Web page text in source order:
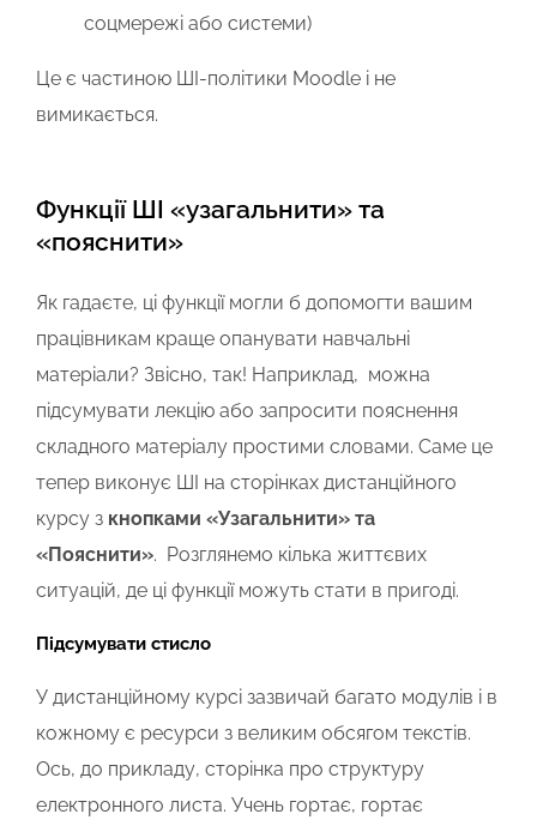
соцмережі або системи)
Це є частиною ШІ-політики Moodle і не
вимикається.
Функції ШІ «узагальнити» та
«пояснити»
Як гадаєте, ці функції могли б допомогти вашим
працівникам краще опанувати навчальні
матеріали? Звісно, так! Наприклад, можна
підсумувати лекцію або запросити пояснення
складного матеріалу простими словами. Саме це
тепер виконує ШІ на сторінках дистанційного
курсу з кнопками «Узагальнити» та
«Пояснити». Розглянемо кілька життєвих
ситуацій, де ці функції можуть стати в пригоді.
Підсумувати стисло
У дистанційному курсі зазвичай багато модулів і в
кожному є ресурси з великим обсягом текстів.
Ось, до прикладу, сторінка про структуру
електронного листа. Учень гортає, гортає